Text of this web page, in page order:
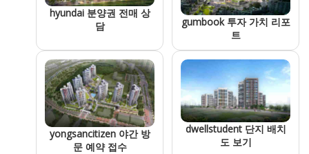
hyundai 분양권 전매 상
담
gumbook 투자 가치 리포
트
yongsancitizen 야간 방
문 예약 접수
dwellstudent 단지 배치
도 보기